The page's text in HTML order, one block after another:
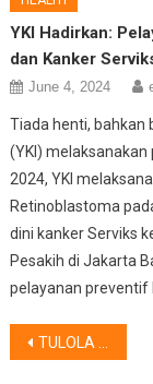
YKI Hadirkan:
dan Kanker
June 4, 2024
Tiada henti, bahkan
(YKI) melaksanakan
2024, YKI
Retinoblastoma
dini kanker Serviks
Pesakih di Jakarta
pelayanan preventif
Post
TULOLA – BCA – PERTAMINA, Hadirkan KAWAN NUSANTARA “IDENTITAS”